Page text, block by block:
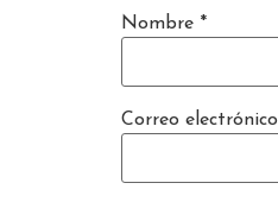
Nombre *
Correo electrónico